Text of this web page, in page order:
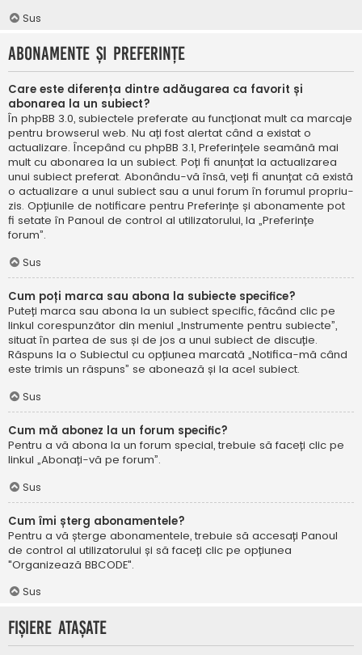
Sus
Abonamente și Preferințe
Care este diferența dintre adăugarea ca favorit și
abonarea la un subiect?
În phpBB 3.0, subiectele preferate au funcționat mult ca marcaje
pentru browserul web. Nu ați fost alertat când a existat o
actualizare. Începând cu phpBB 3.1, Preferințele seamănă mai
mult cu abonarea la un subiect. Poți fi anunțat la actualizarea
unui subiect preferat. Abonându-vă însă, veți fi anunțat că există
o actualizare a unui subiect sau a unui forum în forumul propriu-
zis. Opțiunile de notificare pentru Preferințe și abonamente pot
fi setate în Panoul de control al utilizatorului, la „Preferințe
forum”.
Sus
Cum poți marca sau abona la subiecte specifice?
Puteți marca sau abona la un subiect specific, făcând clic pe
linkul corespunzător din meniul „Instrumente pentru subiecte”,
situat în partea de sus și de jos a unui subiect de discuție.
Răspuns la o Subiectul cu opțiunea marcată „Notifica-mă când
este trimis un răspuns” se abonează și la acel subiect.
Sus
Cum mă abonez la un forum specific?
Pentru a vă abona la un forum special, trebuie să faceți clic pe
linkul „Abonați-vă pe forum”.
Sus
Cum îmi șterg abonamentele?
Pentru a vă șterge abonamentele, trebuie să accesați Panoul
de control al utilizatorului și să faceți clic pe opțiunea
"Organizează BBCODE".
Sus
Fișiere atașate